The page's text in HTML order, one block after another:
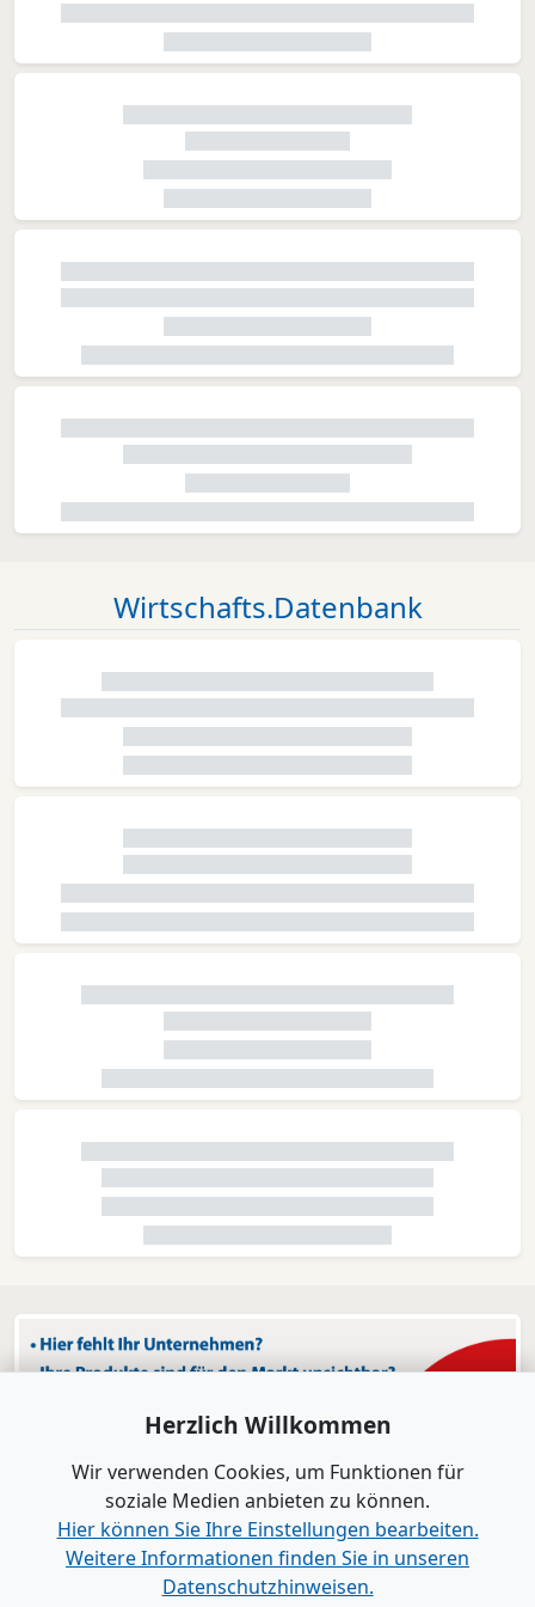
Wirtschafts.Datenbank
Herzlich Willkommen
Wir verwenden Cookies, um Funktionen für
soziale Medien anbieten zu können.
Hier können Sie Ihre Einstellungen bearbeiten.
Weitere Informationen finden Sie in unseren
Datenschutzhinweisen.